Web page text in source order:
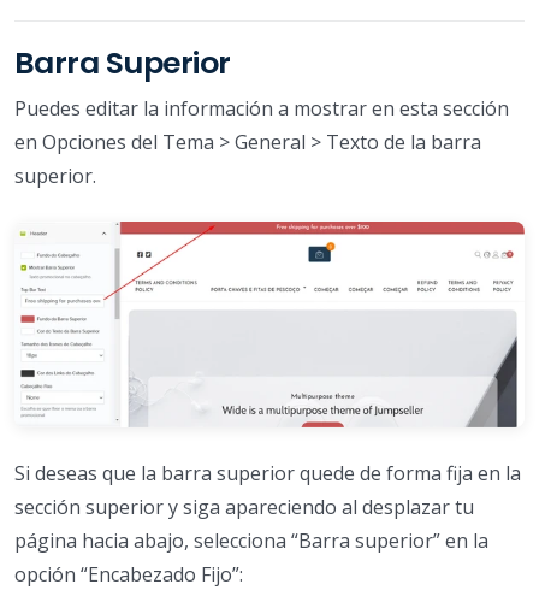
Barra Superior
Puedes editar la información a mostrar en esta sección
en Opciones del Tema > General > Texto de la barra
superior.
Si deseas que la barra superior quede de forma fija en la
sección superior y siga apareciendo al desplazar tu
página hacia abajo, selecciona “Barra superior” en la
opción “Encabezado Fijo”: